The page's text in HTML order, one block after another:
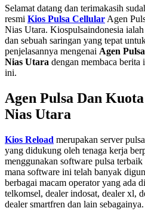
Selamat datang dan terimakasih
resmi Kios Pulsa Cellular Agen
Nias Utara. Kiospulsaindonesia
dan sebuah saringan yang tepat
penjelasannya mengenai Agen
Nias Utara dengan membaca
ini.
Agen Pulsa Dan
Nias Utara
Kios Reload merupakan server
yang didukung oleh tenaga kerja
menggunakan software pulsa
mana software ini telah banyak
berbagai macam operator yang ada
telkomsel, dealer indosat, dealer xl,
dealer smartfren dan lain sebagainya.